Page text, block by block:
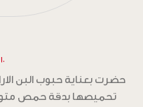
١٠ كبسولات
حضرت بعناية حبوب البن
تحميصها بدقة تحميص